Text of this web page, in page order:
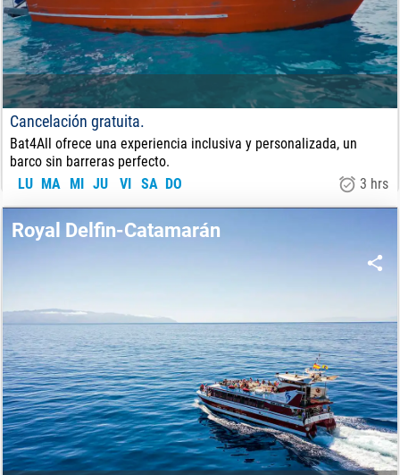
Cancelación gratuita.
Bat4All ofrece una experiencia inclusiva y personalizada, un
barco sin barreras perfecto.
LU MA MI JU VI SA DO 3 hrs
DE:60€
Royal Delfin-Catamarán